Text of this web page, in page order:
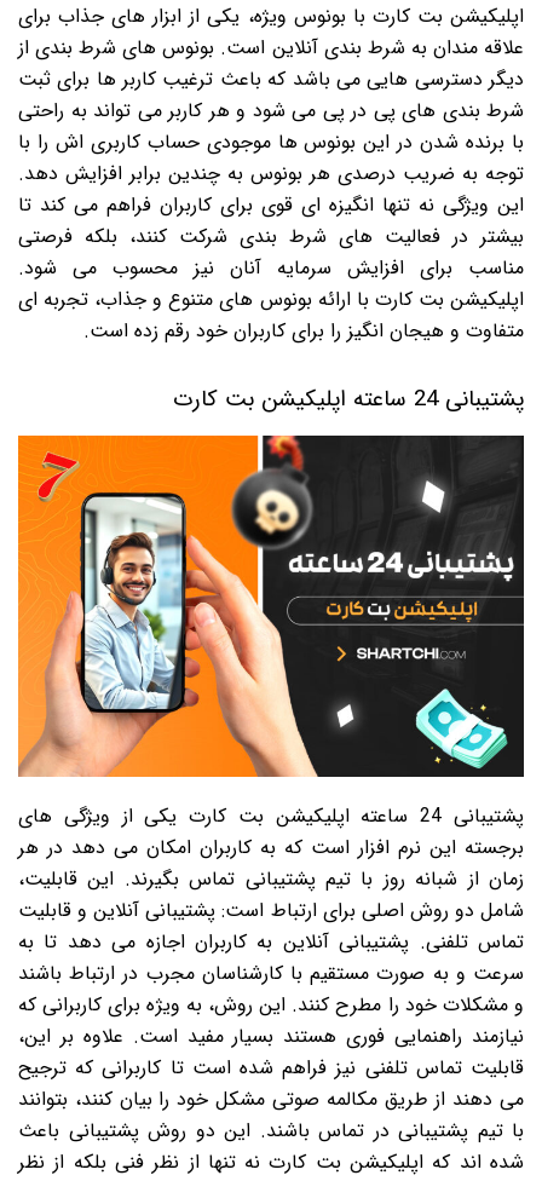
اپلیکیشن بت کارت با بونوس ویژه، یکی از ابزار های جذاب برای
علاقه مندان به شرط بندی آنلاین است. بونوس های شرط بندی از
دیگر دسترسی هایی می باشد که باعث ترغیب کاربر ها برای ثبت
شرط بندی های پی در پی می شود و هر کاربر می تواند به راحتی
با برنده شدن در این بونوس ها موجودی حساب کاربری اش را با
توجه به ضریب درصدی هر بونوس به چندین برابر افزایش دهد.
این ویژگی نه تنها انگیزه ای قوی برای کاربران فراهم می کند تا
بیشتر در فعالیت های شرط بندی شرکت کنند، بلکه فرصتی
مناسب برای افزایش سرمایه آنان نیز محسوب می شود.
اپلیکیشن بت کارت با ارائه بونوس های متنوع و جذاب، تجربه ای
متفاوت و هیجان انگیز را برای کاربران خود رقم زده است.
پشتیبانی 24 ساعته اپلیکیشن بت کارت
پشتیبانی 24 ساعته اپلیکیشن بت کارت یکی از ویژگی های
برجسته این نرم افزار است که به کاربران امکان می دهد در هر
زمان از شبانه روز با تیم پشتیبانی تماس بگیرند. این قابلیت،
شامل دو روش اصلی برای ارتباط است: پشتیبانی آنلاین و قابلیت
تماس تلفنی. پشتیبانی آنلاین به کاربران اجازه می دهد تا به
سرعت و به صورت مستقیم با کارشناسان مجرب در ارتباط باشند
و مشکلات خود را مطرح کنند. این روش، به ویژه برای کاربرانی که
نیازمند راهنمایی فوری هستند بسیار مفید است. علاوه بر این،
قابلیت تماس تلفنی نیز فراهم شده است تا کاربرانی که ترجیح
می دهند از طریق مکالمه صوتی مشکل خود را بیان کنند، بتوانند
با تیم پشتیبانی در تماس باشند. این دو روش پشتیبانی باعث
شده اند که اپلیکیشن بت کارت نه تنها از نظر فنی بلکه از نظر